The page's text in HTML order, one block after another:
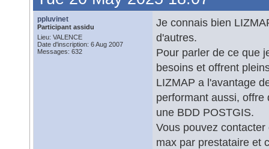
ppluvinet
Participant assidu
Lieu: VALENCE
Date d'inscription: 6 Aug 2007
Messages: 632
Je connais bien
d'autres.
Pour parler de ce que
besoins et offrent
LIZMAP a l'avantage
performant aussi,
une BDD POSTGIS.
Vous pouvez
max par prestataire et